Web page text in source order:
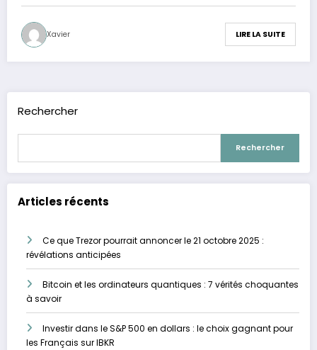
Xavier LIRE LA SUITE
Rechercher
Rechercher
Articles récents
Ce que Trezor pourrait annoncer le 21 octobre 2025 :
révélations anticipées
Bitcoin et les ordinateurs quantiques : 7 vérités choquantes
à savoir
Investir dans le S&P 500 en dollars : le choix gagnant pour
les Français sur IBKR